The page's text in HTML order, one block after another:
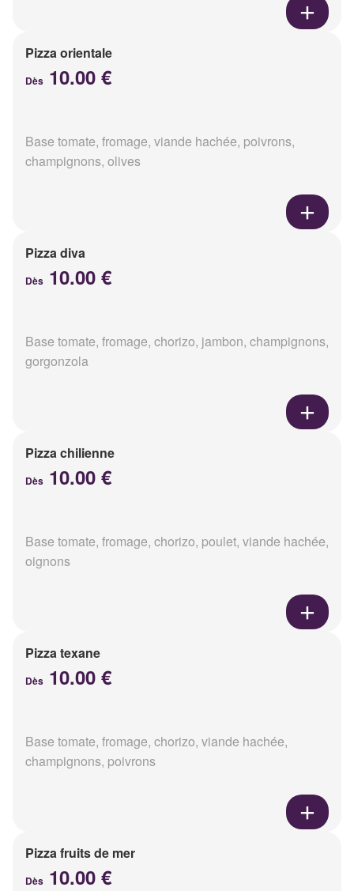
Pizza orientale
Dès 10.00 €
Base tomate, fromage, viande hachée, poivrons,
champignons, olives
Pizza diva
Dès 10.00 €
Base tomate, fromage, chorizo, jambon, champignons,
gorgonzola
Pizza chilienne
Dès 10.00 €
Base tomate, fromage, chorizo, poulet, viande hachée,
oignons
Pizza texane
Dès 10.00 €
Base tomate, fromage, chorizo, viande hachée,
champignons, poivrons
Pizza fruits de mer
Dès 10.00 €